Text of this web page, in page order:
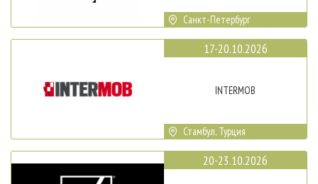
Санкт-Петербург
17-20.10.2026
INTERMOB
Стамбул, Турция
20-23.10.2026